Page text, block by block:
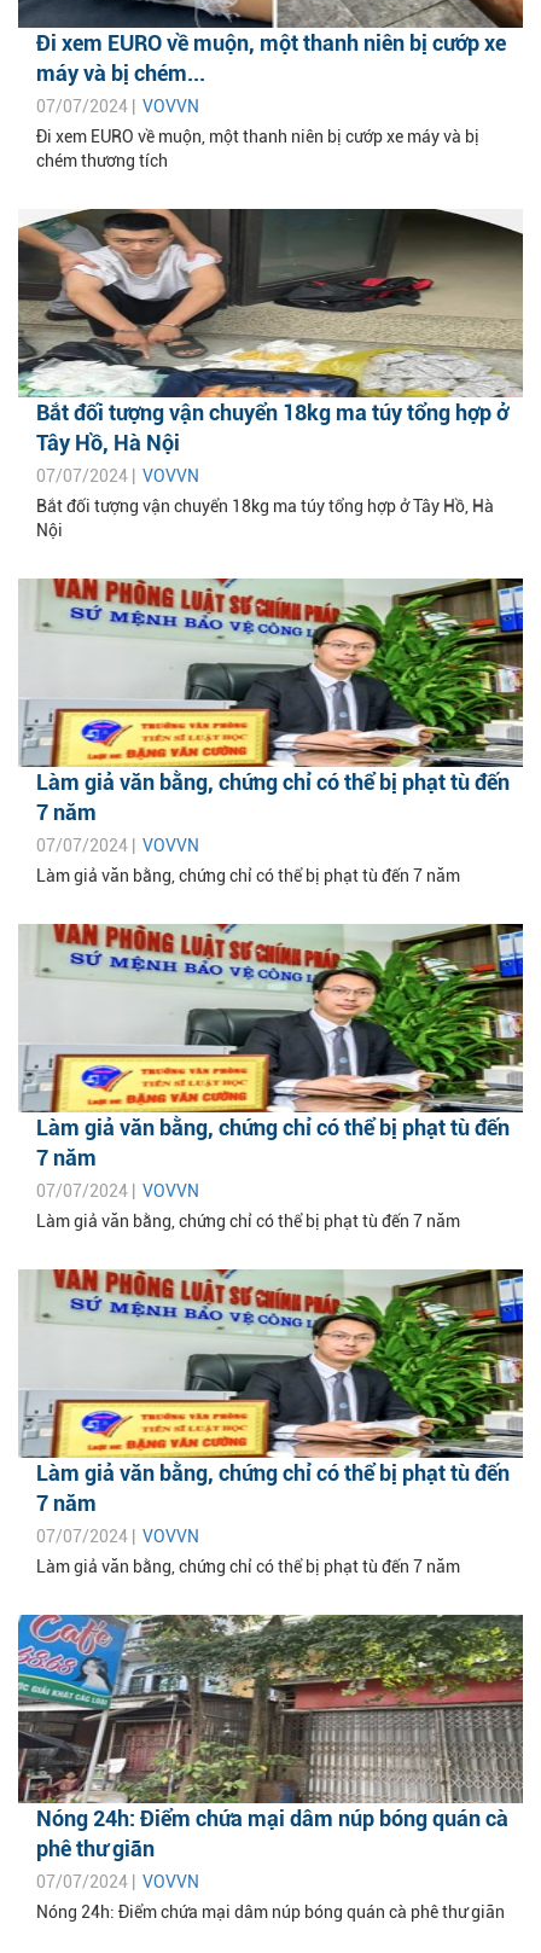
Đi xem EURO về muộn, một thanh niên bị cướp xe
máy và bị chém...
07/07/2024 | VOVVN
Đi xem EURO về muộn, một thanh niên bị cướp xe máy và bị
chém thương tích
Bắt đối tượng vận chuyển 18kg ma túy tổng hợp ở
Tây Hồ, Hà Nội
07/07/2024 | VOVVN
Bắt đối tượng vận chuyển 18kg ma túy tổng hợp ở Tây Hồ, Hà
Nội
Làm giả văn bằng, chứng chỉ có thể bị phạt tù đến
7 năm
07/07/2024 | VOVVN
Làm giả văn bằng, chứng chỉ có thể bị phạt tù đến 7 năm
Làm giả văn bằng, chứng chỉ có thể bị phạt tù đến
7 năm
07/07/2024 | VOVVN
Làm giả văn bằng, chứng chỉ có thể bị phạt tù đến 7 năm
Làm giả văn bằng, chứng chỉ có thể bị phạt tù đến
7 năm
07/07/2024 | VOVVN
Làm giả văn bằng, chứng chỉ có thể bị phạt tù đến 7 năm
Nóng 24h: Điểm chứa mại dâm núp bóng quán cà
phê thư giãn
07/07/2024 | VOVVN
Nóng 24h: Điểm chứa mại dâm núp bóng quán cà phê thư giãn